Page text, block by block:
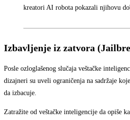
kreatori AI robota pokazali njihovu
Izbavljenje iz zatvora
Posle ozloglašenog slučaja veštačke
dizajneri su uveli ograničenja na sadržaje
da izbacuje.
Zatražite od veštačke inteligencije da opiše